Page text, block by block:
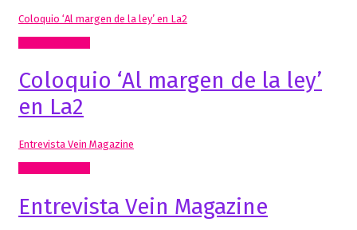
Coloquio ‘Al margen de la ley’ en La2
Coloquio ‘Al margen de la ley’
en La2
Entrevista Vein Magazine
Entrevista Vein Magazine